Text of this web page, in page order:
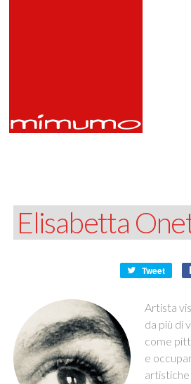
Elisabetta
Tweet
Artista
da più di
come
e